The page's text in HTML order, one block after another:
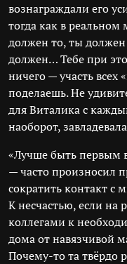
вознаграждали его
тогда как в
должен то, ты
должен… Тебе при
ничего — участь
поделаешь. Не
для Виталика с
наоборот,
«Лучше быть первым
— часто произносил
сократить контакт
К несчастью, если на
коллегами к
дома от навязчивой
Почему-то та твёрдо